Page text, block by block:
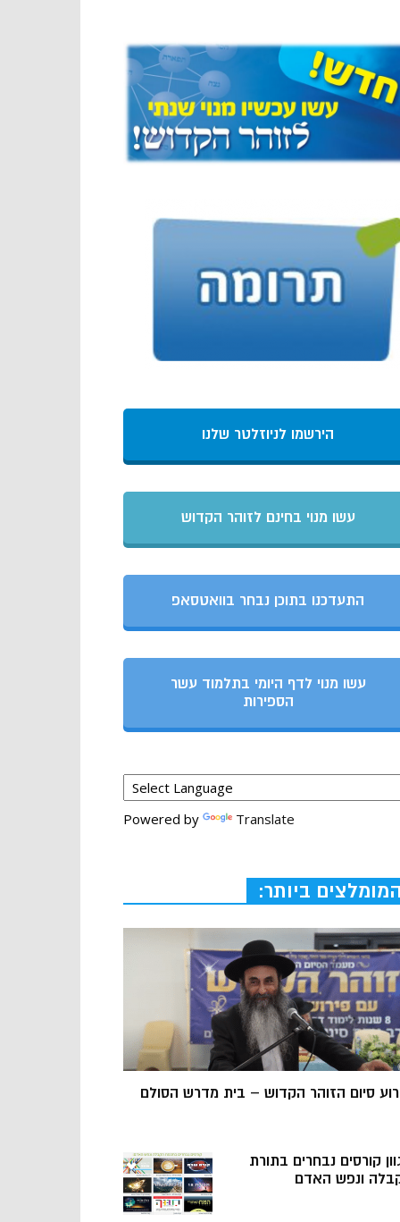
הירשמו לניוזלטר שלנו
עשו מנוי בחינם לזוהר הקדוש
התעדכנו בתוכן נבחר בוואטסאפ
עשו מנוי לדף היומי בתלמוד עשר
הספירות
Powered by Translate
המומלצים ביותר:
סיום הזוהר הקדוש – בית מדרש הסולם
קורסים נבחרים בתורת
ונפש האדם